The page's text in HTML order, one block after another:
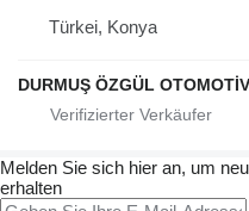
Türkei, Konya
Melden Sie sich hier an, um
erhalten